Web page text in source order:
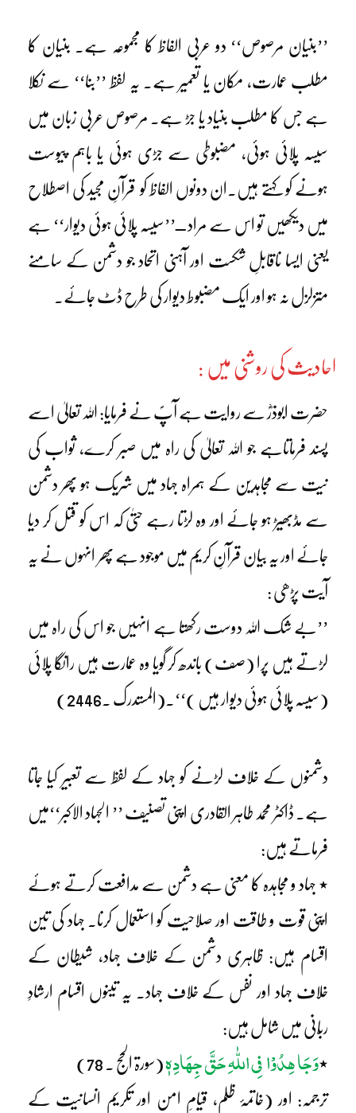
’’بنیان مرصوص‘‘ دو عربی الفاظ کا مجموعہ ہے۔ بنیان کا
مطلب عمارت، مکان یا تعمیر ہے۔ یہ لفظ ’’بنا‘‘ سے نکلا
ہے جس کا مطلب بنیاد یا جڑ ہے۔ مرصوص عربی زبان میں
سیسہ پلائی ہوئی، مضبوطی سے جڑی ہوئی یا باہم پیوست
ہونے کو کہتے ہیں۔ان دونوں الفاظ کو قرآنِ مجید کی اصطلاح
میں دیکھیں تو اس سے مراد ــ’’سیسہ پلائی ہوئی دیوار‘‘ ہے
یعنی ایسا ناقابلِ شکست اور آہنی اتحاد جو دشمن کے سامنے
متزلزل نہ ہو اور ایک مضبوط دیوار کی طرح ڈٹ جائے۔
احادیث کی روشنی میں :
حضرت ابوذرؓ سے روایت ہے آپؐ نے فرمایا: اللہ تعالیٰ اسے
پسند فرماتاہے جو اللہ تعالیٰ کی راہ میں صبر کرے، ثواب کی
نیت سے مجاہدین کے ہمراہ جہاد میں شریک ہو پھر دشمن
سے مڈبھیڑ ہو جائے اور وہ لڑتا رہے حتیٰ کہ اس کو قتل کر دیا
جائے اور یہ بیان قرآنِ کریم میں موجود ہے پھر انہوں نے یہ
آیت پڑھی :
’’بے شک اللہ دوست رکھتا ہے انہیں جو اس کی راہ میں
لڑتے ہیں پرا (صف) باندھ کر گویا وہ عمارت ہیں رانگا پلائی
(سیسہ پلائی ہوئی دیوار ہیں )‘‘۔(المستدرک ۔2446)
دشمنوں کے خلاف لڑنے کو جہاد کے لفظ سے تعبیر کیا جاتا
ہے۔ ڈاکٹر محمد طاہر القادری اپنی تصنیف ’’ الجہاد الاکبر‘‘میں
فرماتے ہیں:
٭ جہاد و مجاہدہ کا معنی ہے دشمن سے مدافعت کرتے ہوئے
اپنی قوت و طاقت اور صلاحیت کو استعمال کرنا۔ جہاد کی تین
اقسام ہیں: ظاہری دشمن کے خلاف جہاد، شیطان کے
خلاف جہاد اور نفس کے خلاف جہاد۔ یہ تینوں اقسام ارشادِ
ربّانی میں شامل ہیں:
٭وَجَا ھِدُوْا فِی اللّٰہِ حَقَّ جِھَادِہٖ (سورۃ الحج ۔ 78)
ترجمہ: اور (خاتمۂ ظلم، قیامِ امن اور تکریمِ انسانیت کے